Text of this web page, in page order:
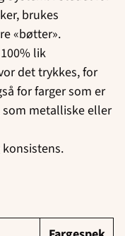
brukes
«bøtter».
lik
det trykkes, for
for farger som er
som metalliske eller